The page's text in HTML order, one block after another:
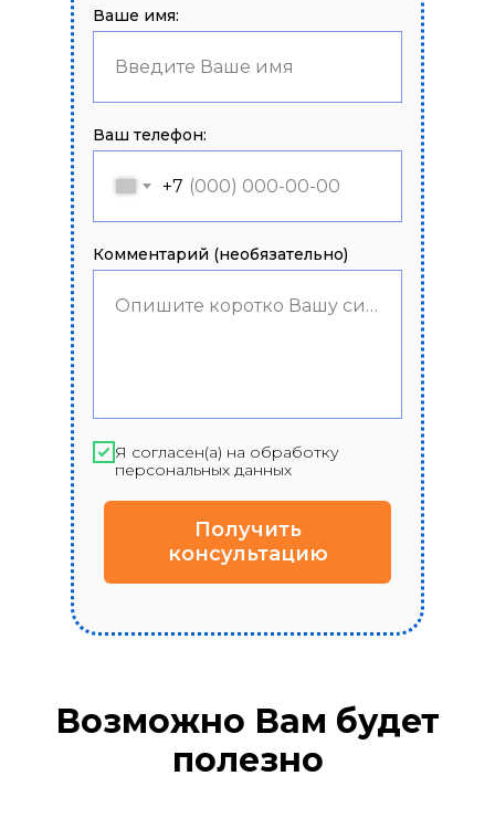
Ваше имя:
Введите Ваше имя
Ваш телефон:
+7
Комментарий (необязательно)
Опишите коротко Вашу ситуацию
Я согласен(а) на обработку
персональных данных
Получить
консультацию
Возможно Вам будет
полезно